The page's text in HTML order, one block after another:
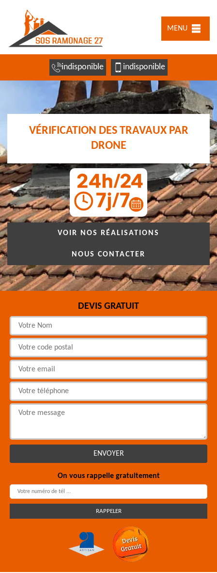
MENU
indisponible indisponible
VÉRIFICATION DES TRAVAUX PAR
DRONE
VOIR NOS RÉALISATIONS
NOUS CONTACTER
DEVIS GRATUIT
On vous rappelle gratuitement